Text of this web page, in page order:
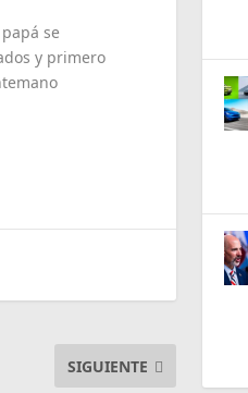
se
y primero
SIGUIENTE